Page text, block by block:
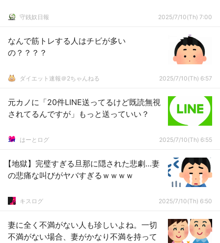
守銭奴日報 2025/7/10(Th) 7:00
なんで筋トレする人はチビが多い
の？？？？
ダイエット速報＠2ちゃんねる 2025/7/10(Th) 6:57
元カノに「20件LINE送ってるけど既読無視
されてるんですが」もっと送っていい？
はーとログ 2025/7/10(Th) 6:55
【地獄】完璧すぎる旦那に隠された悲劇…妻
の悲痛な叫びがヤバすぎるｗｗｗｗ
キスログ 2025/7/10(Th) 6:50
妻に全く不満がない人も珍しいよね。一切
不満がない場合、妻がかなり不満を持って